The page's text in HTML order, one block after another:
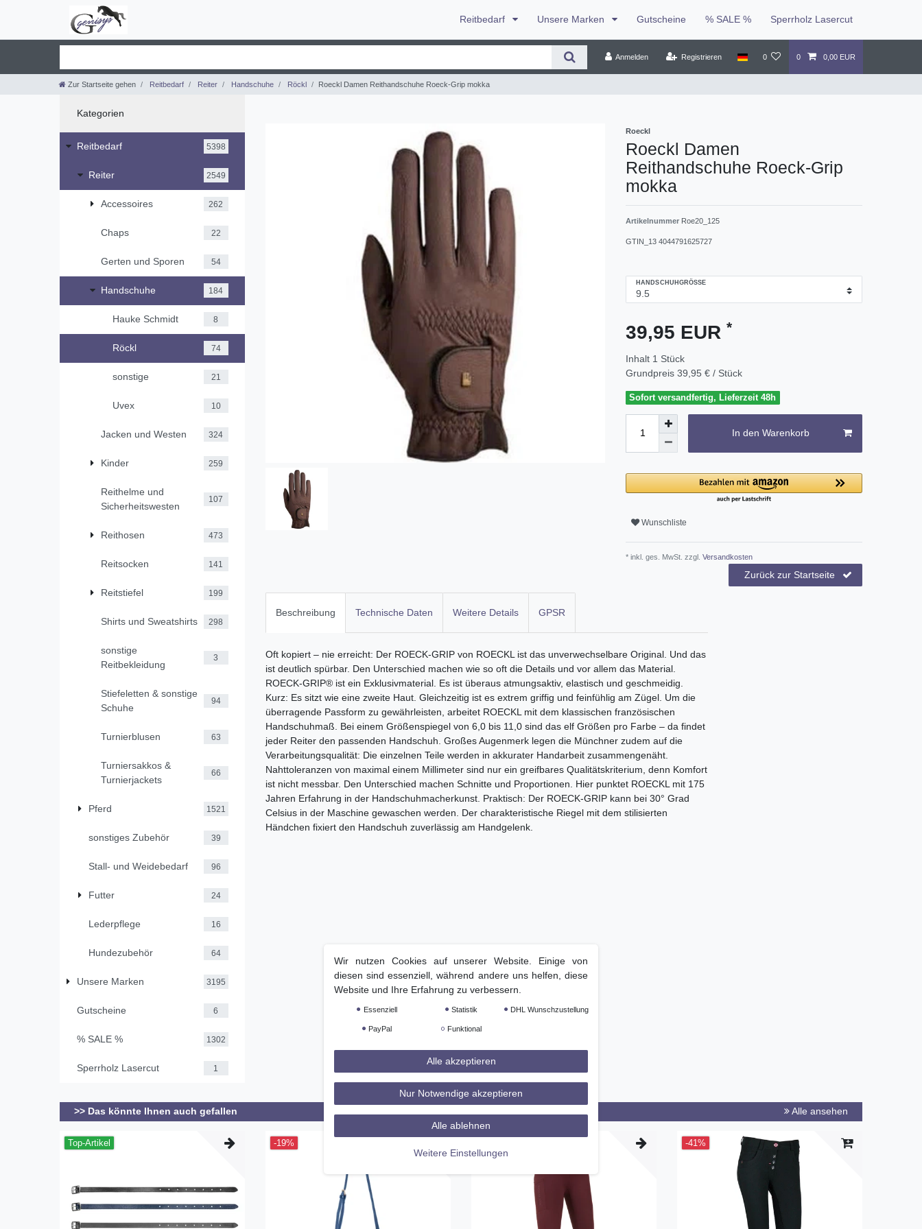
Reitbedarf Unsere Marken Gutscheine % SALE % Sperrholz Lasercut
Anmelden Registrieren 0 0 0,00 EUR
Zur Startseite gehen Reitbedarf Reiter Handschuhe Röckl Roeckl Damen Reithandschuhe Roeck-Grip mokka
Kategorien
Reitbedarf 5398
Reiter 2549
Accessoires 262
Chaps 22
Gerten und Sporen 54
Handschuhe 184
Hauke Schmidt 8
Röckl 74
sonstige 21
Uvex 10
Jacken und Westen 324
Kinder 259
Reithelme und
Sicherheitswesten
107
Reithosen 473
Reitsocken 141
Reitstiefel 199
Shirts und Sweatshirts 298
sonstige
Reitbekleidung
3
Stiefeletten & sonstige
Schuhe
94
Turnierblusen 63
Turniersakkos &
Turnierjackets
66
Pferd 1521
sonstiges Zubehör 39
Stall- und Weidebedarf 96
Futter 24
Lederpflege 16
Hundezubehör 64
Unsere Marken 3195
Gutscheine 6
% SALE % 1302
Sperrholz Lasercut 1
Roeckl
Roeckl Damen
Reithandschuhe Roeck-Grip
mokka
Artikelnummer Roe20_125
GTIN_13 4044791625727
HANDSCHUHGRÖSSE
39,95 EUR *
Inhalt 1 Stück
Grundpreis 39,95 € / Stück
Sofort versandfertig, Lieferzeit 48h
In den Warenkorb
Wunschliste
* inkl. ges. MwSt. zzgl. Versandkosten
Beschreibung Technische Daten Weitere Details GPSR
Oft kopiert – nie erreicht: Der ROECK-GRIP von ROECKL ist das unverwechselbare Original. Und das
ist deutlich spürbar. Den Unterschied machen wie so oft die Details und vor allem das Material.
ROECK-GRIP® ist ein Exklusivmaterial. Es ist überaus atmungsaktiv, elastisch und geschmeidig.
Kurz: Es sitzt wie eine zweite Haut. Gleichzeitig ist es extrem griffig und feinfühlig am Zügel. Um die
überragende Passform zu gewährleisten, arbeitet ROECKL mit dem klassischen französischen
Handschuhmaß. Bei einem Größenspiegel von 6,0 bis 11,0 sind das elf Größen pro Farbe – da findet
jeder Reiter den passenden Handschuh. Großes Augenmerk legen die Münchner zudem auf die
Verarbeitungsqualität: Die einzelnen Teile werden in akkurater Handarbeit zusammengenäht.
Nahttoleranzen von maximal einem Millimeter sind nur ein greifbares Qualitätskriterium, denn Komfort
ist nicht messbar. Den Unterschied machen Schnitte und Proportionen. Hier punktet ROECKL mit 175
Jahren Erfahrung in der Handschuhmacherkunst. Praktisch: Der ROECK-GRIP kann bei 30° Grad
Celsius in der Maschine gewaschen werden. Der charakteristische Riegel mit dem stilisierten
Händchen fixiert den Handschuh zuverlässig am Handgelenk.
Zurück zur Startseite
>> Das könnte Ihnen auch gefallen Alle ansehen
Top-Artikel -19% -41%
Wir nutzen Cookies auf unserer Website. Einige von
diesen sind essenziell, während andere uns helfen, diese
Website und Ihre Erfahrung zu verbessern.
Essenziell Statistik DHL Wunschzustellung
PayPal Funktional
Alle akzeptieren
Nur Notwendige akzeptieren
Alle ablehnen
Weitere Einstellungen